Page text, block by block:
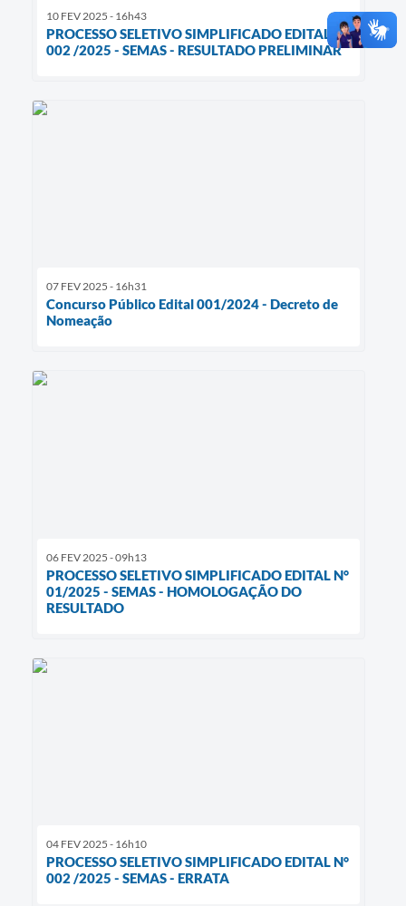
10 FEV 2025 - 16h43
PROCESSO SELETIVO SIMPLIFICADO EDITAL N°
002 /2025 - SEMAS - RESULTADO PRELIMINAR
07 FEV 2025 - 16h31
Concurso Público Edital 001/2024 - Decreto de
Nomeação
06 FEV 2025 - 09h13
PROCESSO SELETIVO SIMPLIFICADO EDITAL N°
01/2025 - SEMAS - HOMOLOGAÇÃO DO
RESULTADO
04 FEV 2025 - 16h10
PROCESSO SELETIVO SIMPLIFICADO EDITAL N°
002 /2025 - SEMAS - ERRATA